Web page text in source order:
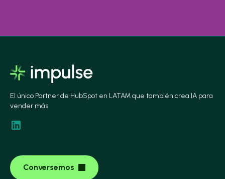
El único Partner de HubSpot en LATAM que también crea IA para
vender más
Conversemos